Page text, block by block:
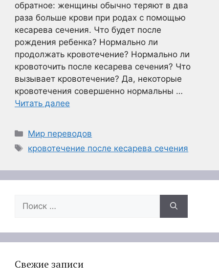
обратное: женщины обычно теряют в два
раза больше крови при родах с помощью
кесарева сечения. Что будет после
рождения ребенка? Нормально ли
продолжать кровотечение? Нормально ли
кровоточить после кесарева сечения? Что
вызывает кровотечение? Да, некоторые
кровотечения совершенно нормальны …
Читать далее
Рубрики
Мир переводов
Метки
кровотечение после кесарева сечения
Поиск:
Свежие записи